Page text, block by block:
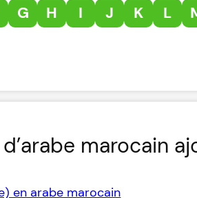
G H I J K L
marocain
en arabe marocain